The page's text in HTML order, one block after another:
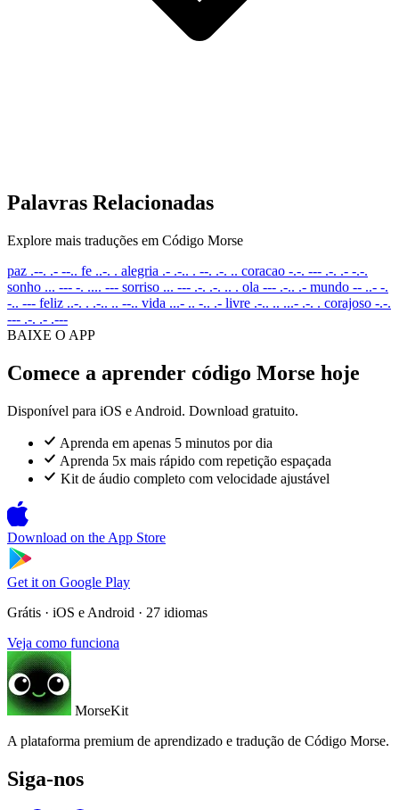
Palavras Relacionadas
Explore mais traduções em Código Morse
paz .--. .- --.. fe ..-. . alegria .- .-.. . --. .-. .. coracao -.-. --- .-. .- -.-.
sonho ... --- -. .... --- sorriso ... --- .-. .-. .. . ola --- .-.. .- mundo -- ..- -.
-.. --- feliz ..-. . .-.. .. --.. vida ...- .. -.. .- livre .-.. .. ...- .-. . corajoso -.-.
--- .-. .- .---
BAIXE O APP
Comece a aprender código Morse hoje
Disponível para iOS e Android. Download gratuito.
Aprenda em apenas 5 minutos por dia
Aprenda 5x mais rápido com repetição espaçada
Kit de áudio completo com velocidade ajustável
Download on the App Store
Get it on Google Play
Grátis · iOS e Android · 27 idiomas
Veja como funciona
MorseKit
A plataforma premium de aprendizado e tradução de Código Morse.
Siga-nos